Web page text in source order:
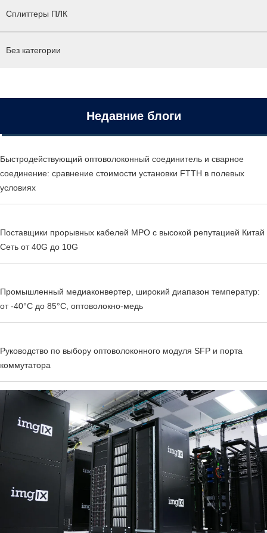
Сплиттеры ПЛК
Без категории
Недавние блоги
Быстродействующий оптоволоконный соединитель и сварное
соединение: сравнение стоимости установки FTTH в полевых
условиях
Поставщики прорывных кабелей MPO с высокой репутацией Китай
Сеть от 40G до 10G
Промышленный медиаконвертер, широкий диапазон температур:
от -40°C до 85°C, оптоволокно-медь
Руководство по выбору оптоволоконного модуля SFP и порта
коммутатора